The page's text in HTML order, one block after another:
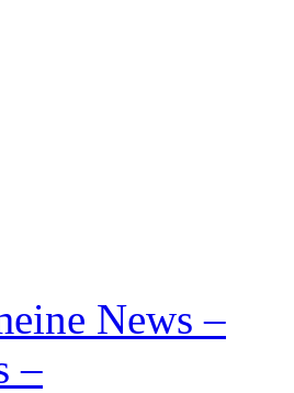
News –
–